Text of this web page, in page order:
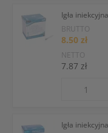
Igła
BRUTTO
8.50 zł
NETTO
7.87 zł
Igła